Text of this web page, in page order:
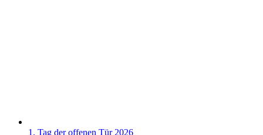
1. Tag der offenen Tür 2026